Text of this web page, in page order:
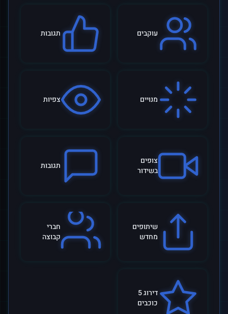
עוקבים תגובות
מנויים צפיות
צופים
בשידור
תגובות
שיתופים
מחדש
חברי
קבוצה
דירוג 5
כוכבים